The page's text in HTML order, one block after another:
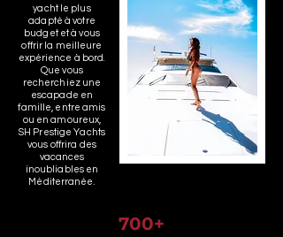
yacht le plus
adapté à votre
budget et à vous
offrir la meilleure
expérience à bord.
Que vous
recherchiez une
escapade en
famille, entre amis
ou en amoureux,
SH Prestige Yachts
vous offrira des
vacances
inoubliables en
Méditerranée.
700+